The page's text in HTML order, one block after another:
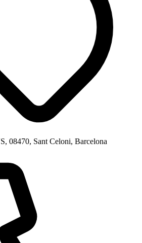
08470, Sant Celoni, Barcelona